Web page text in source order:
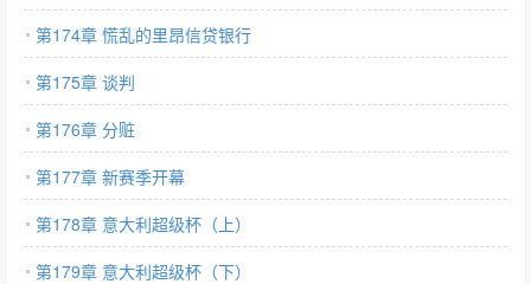
第174章 慌乱的里昂信贷银行
第175章 谈判
第176章 分赃
第177章 新赛季开幕
第178章 意大利超级杯（上）
第179章 意大利超级杯（下）